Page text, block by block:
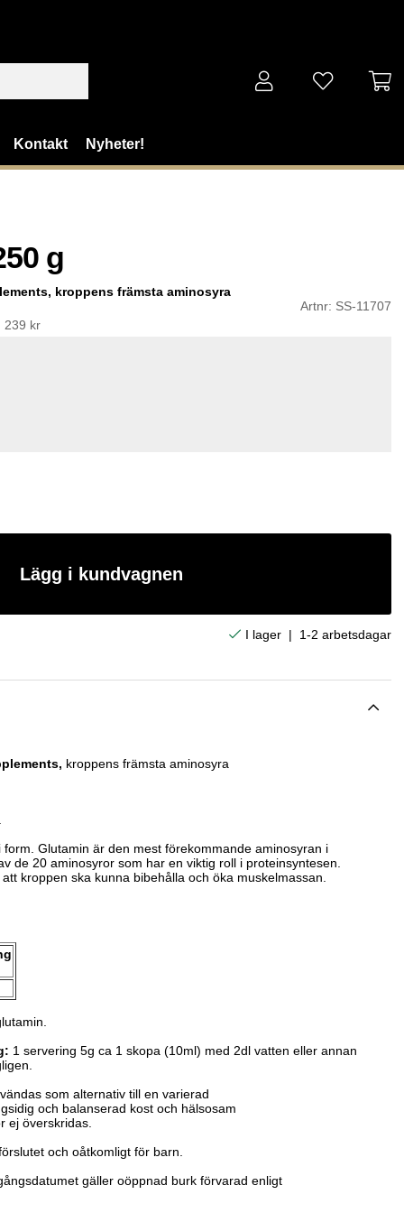
Kontakt Nyheter!
g
kroppens främsta aminosyra
Artnr: SS-11707
239 kr
Lägg i kundvagnen
| 1-2 arbetsdagar
kroppens främsta aminosyra
Glutamin är den mest förekommande aminosyran i
de 20 aminosyror som har en viktig roll i proteinsyntesen.
kroppen ska kunna bibehålla och öka muskelmassan.
1 servering 5g ca 1 skopa (10ml) med 2dl vatten eller annan
som alternativ till en varierad
och balanserad kost och hälsosam
ej överskridas.
och oåtkomligt för barn.
gäller oöppnad burk förvarad enligt